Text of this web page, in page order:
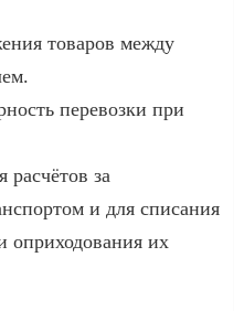
товаров между
перевозки при
за
и для списания
оприходования их